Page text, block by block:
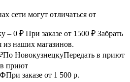
сети могут отличаться от
– 0 ₽ При заказе от 1500 ₽ Забрать
из наших магазинов.
По НовокузнецкуПередать в приют
в приют
При заказе от 1 500 р.